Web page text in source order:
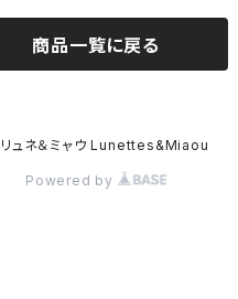
商品一覧に戻る
ュネ＆ミャウ Lunettes&Miaou
Powered by